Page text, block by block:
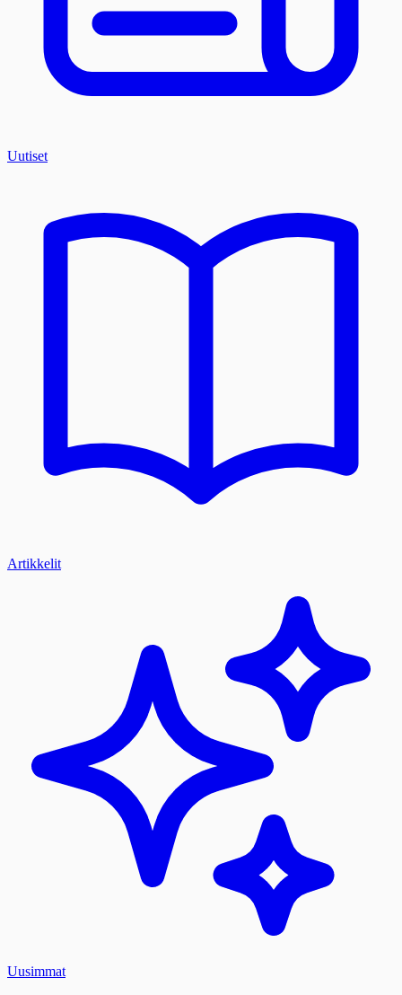
Uutiset
Artikkelit
Uusimmat